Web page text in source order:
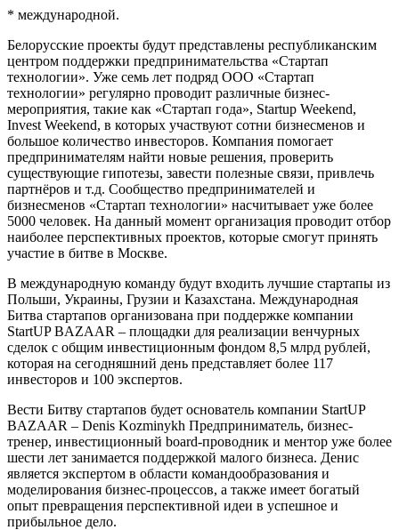
* международной.
Белорусские проекты будут представлены республиканским
центром поддержки предпринимательства «Стартап
технологии». Уже семь лет подряд ООО «Стартап
технологии» регулярно проводит различные бизнес-
мероприятия, такие как «Стартап года», Startup Weekend,
Invest Weekend, в которых участвуют сотни бизнесменов и
большое количество инвесторов. Компания помогает
предпринимателям найти новые решения, проверить
существующие гипотезы, завести полезные связи, привлечь
партнёров и т.д. Сообщество предпринимателей и
бизнесменов «Стартап технологии» насчитывает уже более
5000 человек. На данный момент организация проводит отбор
наиболее перспективных проектов, которые смогут принять
участие в битве в Москве.
В международную команду будут входить лучшие стартапы из
Польши, Украины, Грузии и Казахстана. Международная
Битва стартапов организована при поддержке компании
StartUP BAZAAR – площадки для реализации венчурных
сделок с общим инвестиционным фондом 8,5 млрд рублей,
которая на сегодняшний день представляет более 117
инвесторов и 100 экспертов.
Вести Битву стартапов будет основатель компании StartUP
BAZAAR – Denis Kozminykh Предприниматель, бизнес-
тренер, инвестиционный board-проводник и ментор уже более
шести лет занимается поддержкой малого бизнеса. Денис
является экспертом в области командообразования и
моделирования бизнес-процессов, а также имеет богатый
опыт превращения перспективной идеи в успешное и
прибыльное дело.